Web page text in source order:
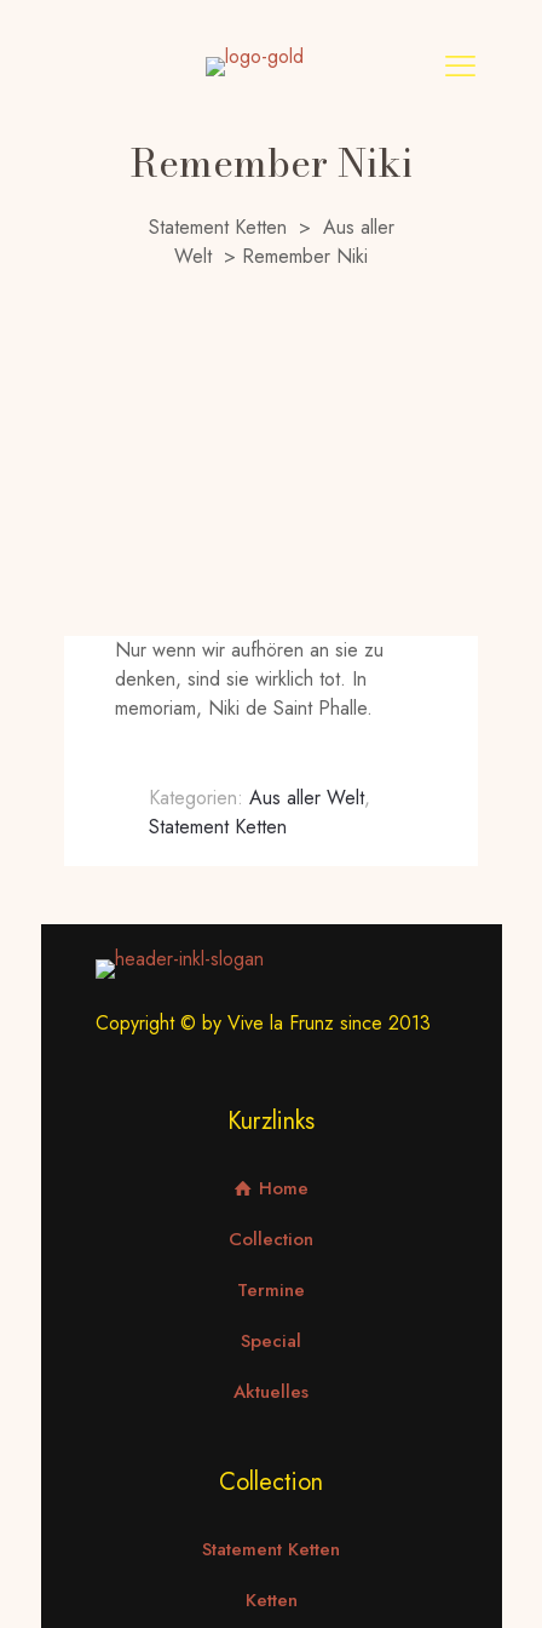
Remember Niki
Statement Ketten > Aus aller
Welt > Remember Niki
Nur wenn wir aufhören an sie zu
denken, sind sie wirklich tot. In
memoriam, Niki de Saint Phalle.
Kategorien: Aus aller Welt,
Statement Ketten
Copyright © by Vive la Frunz since 2013
Kurzlinks
Home
Collection
Termine
Special
Aktuelles
Collection
Statement Ketten
Ketten